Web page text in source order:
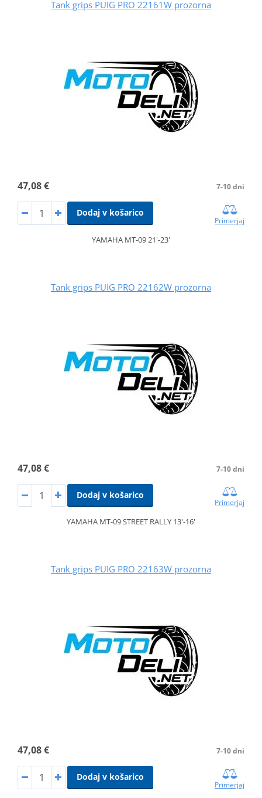
Tank grips PUIG PRO 22161W prozorna
47,08 € 7-10 dni
Dodaj v košarico
Primerjaj
YAMAHA MT-09 21'-23'
Tank grips PUIG PRO 22162W prozorna
47,08 € 7-10 dni
Dodaj v košarico
Primerjaj
YAMAHA MT-09 STREET RALLY 13'-16'
Tank grips PUIG PRO 22163W prozorna
47,08 € 7-10 dni
Dodaj v košarico
Primerjaj